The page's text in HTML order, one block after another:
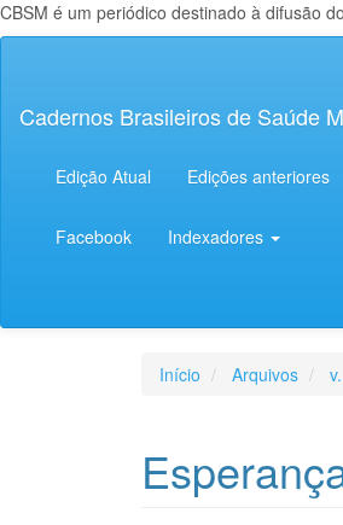
CBSM é um periódico destinado à difusão
principal
Lateral
Cadernos Brasileiros de Saúde
Edição Atual Edições anteriores
Facebook Indexadores
Início Arquivos